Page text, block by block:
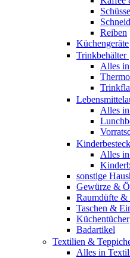
Reiben
Küchengeräte
Trinkbehälter
Alles
Alles
Alles
sonstige
Gewürze &
Raumdüfte &
Taschen &
Küchentücher
Badartikel
Textilien &
Alles in